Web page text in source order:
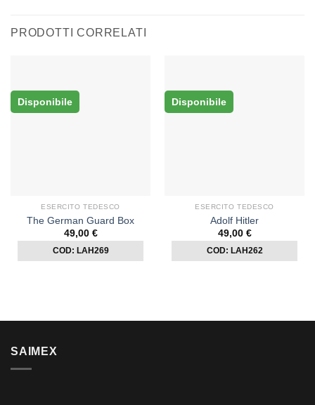
PRODOTTI CORRELATI
Disponibile
ESERCITO TEDESCO
The German Guard Box
49,00 €
COD: LAH269
Disponibile
ESERCITO TEDESCO
Adolf Hitler
49,00 €
COD: LAH262
SAIMEX